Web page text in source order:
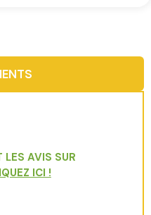
LES AVIS SUR
ICI !